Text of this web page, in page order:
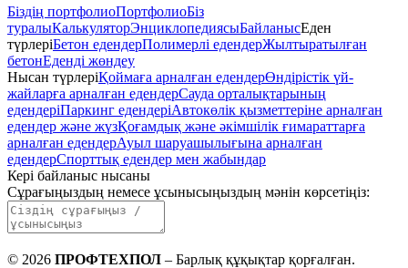
Біздің портфолиоПортфолиоБіз
туралыКалькуляторЭнциклопедиясыБайланысЕден
түрлеріБетон едендерПолимерлі едендерЖылтыратылған
бетонЕденді жөндеу
Нысан түрлеріҚоймаға арналған едендерӨндірістік үй-
жайларға арналған едендерСауда орталықтарының
едендеріПаркинг едендеріАвтокөлік қызметтеріне арналған
едендер және жүзҚоғамдық және әкімшілік ғимараттарға
арналған едендерАуыл шаруашылығына арналған
едендерСпорттық едендер мен жабындар
Кері байланыс нысаны
Сұрағыңыздың немесе ұсынысыңыздың мәнін көрсетіңіз:
© 2026 ПРОФТЕХПОЛ – Барлық құқықтар қорғалған.